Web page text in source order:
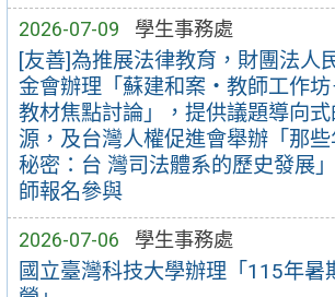
2026-07-09 學生事務處
[友善]為推展法律教育，財團法人
金會辦理「蘇建和案・教師工作
教材焦點討論」，提供議題導向
源，及台灣人權促進會舉辦「那
秘密：台 灣司法體系的歷史發展
師報名參與
2026-07-06 學生事務處
國立臺灣科技大學辦理「115年暑